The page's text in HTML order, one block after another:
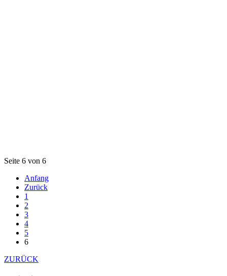
Seite 6 von 6
Anfang
Zurück
1
2
3
4
5
6
ZURÜCK